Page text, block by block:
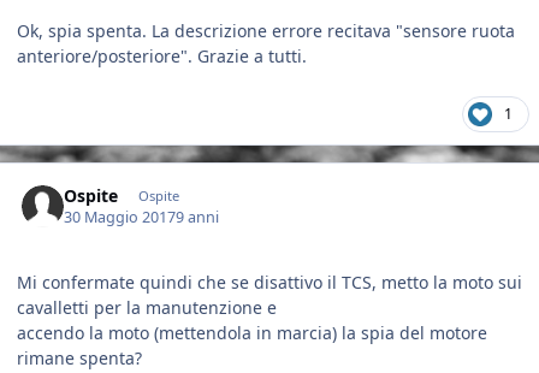
Ok, spia spenta. La descrizione errore recitava "sensore ruota
anteriore/posteriore". Grazie a tutti.
1
Ospite Ospite
30 Maggio 20179 anni
Mi confermate quindi che se disattivo il TCS, metto la moto sui
cavalletti per la manutenzione e
accendo la moto (mettendola in marcia) la spia del motore
rimane spenta?